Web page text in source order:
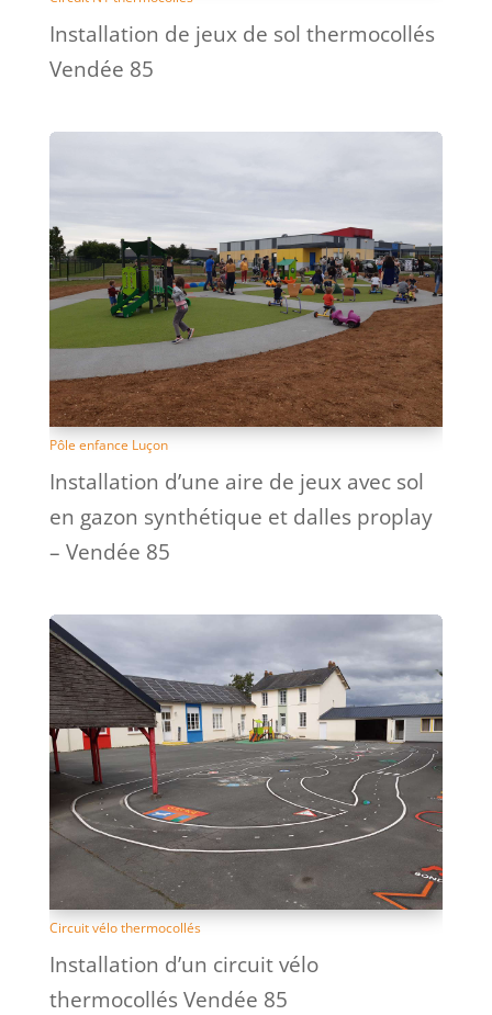
Installation de jeux de sol thermocollés
Vendée 85
Pôle enfance Luçon
Installation d’une aire de jeux avec sol
en gazon synthétique et dalles proplay
– Vendée 85
Circuit vélo thermocollés
Installation d’un circuit vélo
thermocollés Vendée 85